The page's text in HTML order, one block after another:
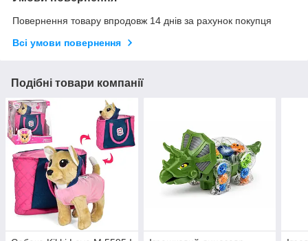
Повернення товару впродовж 14 днів за рахунок покупця
Всі умови повернення
Подібні товари компанії